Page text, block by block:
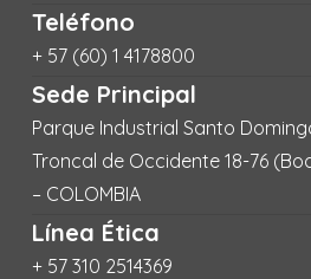
Teléfono
+ 57 (60) 1 4178800
Sede Principal
Parque Industrial Santo
Troncal de Occidente 18-76
– COLOMBIA
Línea Ética
+ 57 310 2514369